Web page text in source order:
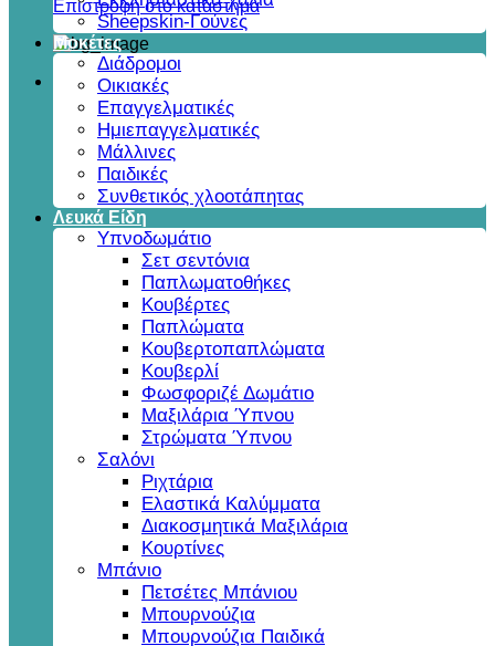
Επιστροφή στο κατάστημα
Sheepskin-Γούνες
Μοκέτες
Διάδρομοι
Οικιακές
Επαγγελματικές
Ημιεπαγγελματικές
Μάλλινες
Παιδικές
Συνθετικός χλοοτάπητας
Λευκά Είδη
Υπνοδωμάτιο
Σετ σεντόνια
Παπλωματοθήκες
Κουβέρτες
Παπλώματα
Κουβερτοπαπλώματα
Κουβερλί
Φωσφοριζέ Δωμάτιο
Μαξιλάρια Ύπνου
Στρώματα Ύπνου
Σαλόνι
Ριχτάρια
Ελαστικά Καλύμματα
Διακοσμητικά Μαξιλάρια
Κουρτίνες
Μπάνιο
Πετσέτες Μπάνιου
Μπουρνούζια
Μπουρνούζια Παιδικά